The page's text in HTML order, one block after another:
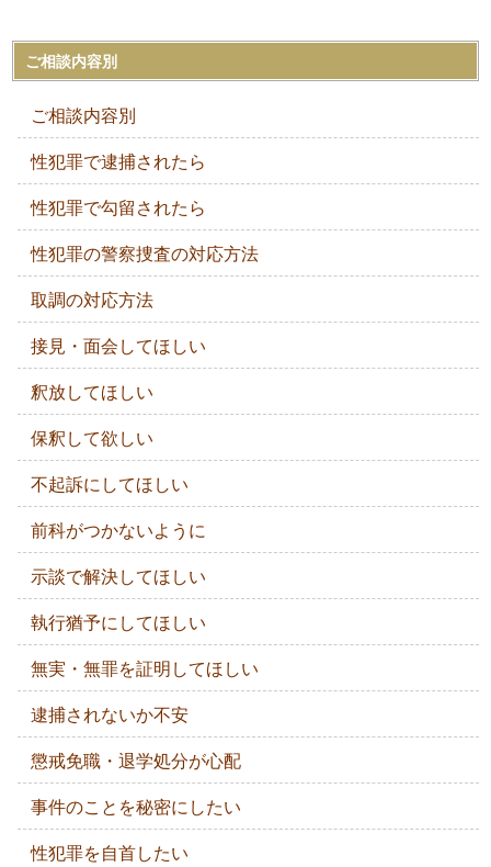
ご相談内容別
ご相談内容別
性犯罪で逮捕されたら
性犯罪で勾留されたら
性犯罪の警察捜査の対応方法
取調の対応方法
接見・面会してほしい
釈放してほしい
保釈して欲しい
不起訴にしてほしい
前科がつかないように
示談で解決してほしい
執行猶予にしてほしい
無実・無罪を証明してほしい
逮捕されないか不安
懲戒免職・退学処分が心配
事件のことを秘密にしたい
性犯罪を自首したい